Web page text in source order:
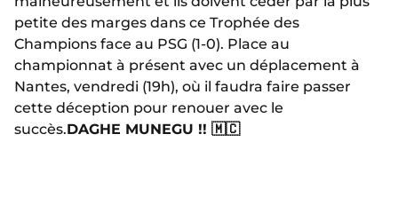
petite des marges dans ce Trophée des
Champions face au PSG (1-0). Place au
championnat à présent avec un déplacement à
Nantes, vendredi (19h), où il faudra faire passer
cette déception pour renouer avec le
succès.DAGHE MUNEGU !! 🇲🇨